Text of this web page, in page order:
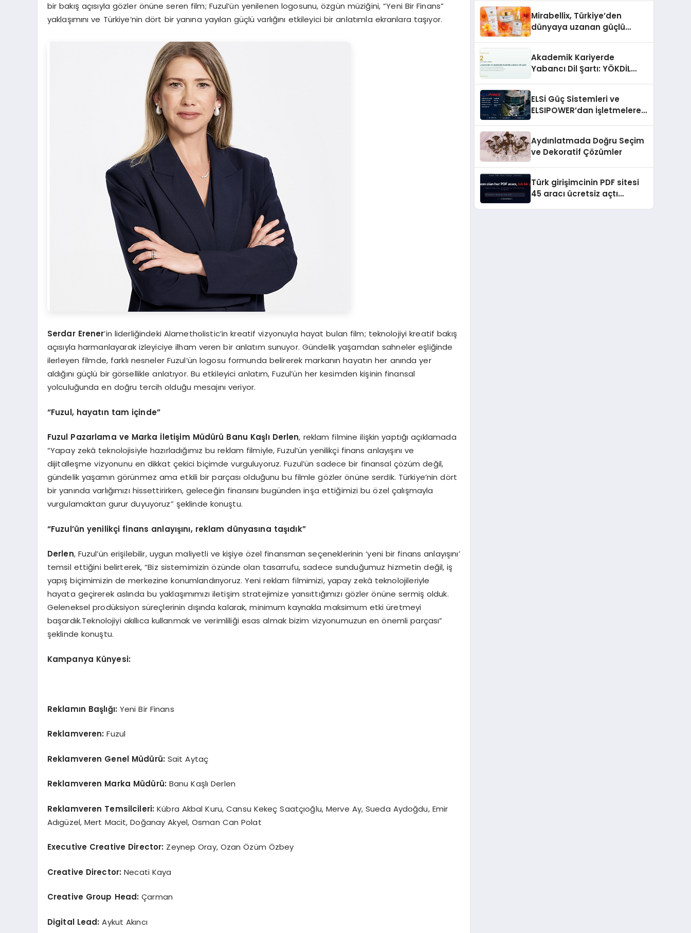
bir bakış açısıyla gözler önüne seren film; Fuzul’ün yenilenen logosunu, özgün müziğini, “Yeni Bir Finans”
yaklaşımını ve Türkiye’nin dört bir yanına yayılan güçlü varlığını etkileyici bir anlatımla ekranlara taşıyor.
Serdar Erener’in liderliğindeki Alametholistic’in kreatif vizyonuyla hayat bulan film; teknolojiyi kreatif bakış
açısıyla harmanlayarak izleyiciye ilham veren bir anlatım sunuyor. Gündelik yaşamdan sahneler eşliğinde
ilerleyen filmde, farklı nesneler Fuzul’ün logosu formunda belirerek markanın hayatın her anında yer
aldığını güçlü bir görsellikle anlatıyor. Bu etkileyici anlatım, Fuzul’ün her kesimden kişinin finansal
yolculuğunda en doğru tercih olduğu mesajını veriyor.
“Fuzul, hayatın tam içinde”
Fuzul Pazarlama ve Marka İletişim Müdürü Banu Kaşlı Derlen, reklam filmine ilişkin yaptığı açıklamada
“Yapay zekâ teknolojisiyle hazırladığımız bu reklam filmiyle, Fuzul’ün yenilikçi finans anlayışını ve
dijitalleşme vizyonunu en dikkat çekici biçimde vurguluyoruz. Fuzul’ün sadece bir finansal çözüm değil,
gündelik yaşamın görünmez ama etkili bir parçası olduğunu bu filmle gözler önüne serdik. Türkiye’nin dört
bir yanında varlığımızı hissettirirken, geleceğin finansını bugünden inşa ettiğimizi bu özel çalışmayla
vurgulamaktan gurur duyuyoruz” şeklinde konuştu.
“Fuzul’ün yenilikçi finans anlayışını, reklam dünyasına taşıdık”
Derlen, Fuzul’ün erişilebilir, uygun maliyetli ve kişiye özel finansman seçeneklerinin ‘yeni bir finans anlayışını’
temsil ettiğini belirterek, “Biz sistemimizin özünde olan tasarrufu, sadece sunduğumuz hizmetin değil, iş
yapış biçimimizin de merkezine konumlandırıyoruz. Yeni reklam filmimizi, yapay zekâ teknolojileriyle
hayata geçirerek aslında bu yaklaşımımızı iletişim stratejimize yansıttığımızı gözler önüne sermiş olduk.
Geleneksel prodüksiyon süreçlerinin dışında kalarak, minimum kaynakla maksimum etki üretmeyi
başardık.Teknolojiyi akıllıca kullanmak ve verimliliği esas almak bizim vizyonumuzun en önemli parçası”
şeklinde konuştu.
Kampanya Künyesi:
Reklamın Başlığı: Yeni Bir Finans
Reklamveren:Fuzul
Reklamveren Genel Müdürü: Sait Aytaç
Reklamveren Marka Müdürü: Banu Kaşlı Derlen
Reklamveren Temsilcileri: Kübra Akbal Kuru, Cansu Kekeç Saatçıoğlu, Merve Ay, Sueda Aydoğdu, Emir
Adıgüzel, Mert Macit, Doğanay Akyel, Osman Can Polat
Executive Creative Director: Zeynep Oray, Ozan Özüm Özbey
Creative Director: Necati Kaya
Creative Group Head: Çarman
Digital Lead: Aykut Akıncı
Mirabellix, Türkiye’den
dünyaya uzanan güçlü
Akademik Kariyerde
Yabancı Dil Şartı: YÖKDİL
ELSİ Güç Sistemleri ve
ELSIPOWER’dan İşletmelere
Aydınlatmada Doğru Seçim
ve Dekoratif Çözümler
Türk girişimcinin PDF sitesi
45 aracı ücretsiz açtı